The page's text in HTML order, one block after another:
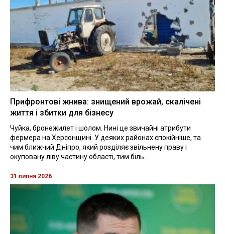
Прифронтові жнива: знищений врожай, скалічені
життя і збитки для бізнесу
Чуйка, бронежилет і шолом. Нині це звичайні атрибути
фермера на Херсонщині. У деяких районах спокійніше, та
чим ближчий Дніпро, який розділяє звільнену праву і
окуповану ліву частину області, тим біль...
31 липня 2026